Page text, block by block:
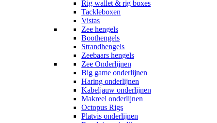
Rig wallet & rig boxes
Tackleboxen
Vistas
Zee hengels
Boothengels
Strandhengels
Zeebaars hengels
Zee Onderlijnen
Big game onderlijnen
Haring onderlijnen
Kabeljauw onderlijnen
Makreel onderlijnen
Octopus Rigs
Platvis onderlijnen